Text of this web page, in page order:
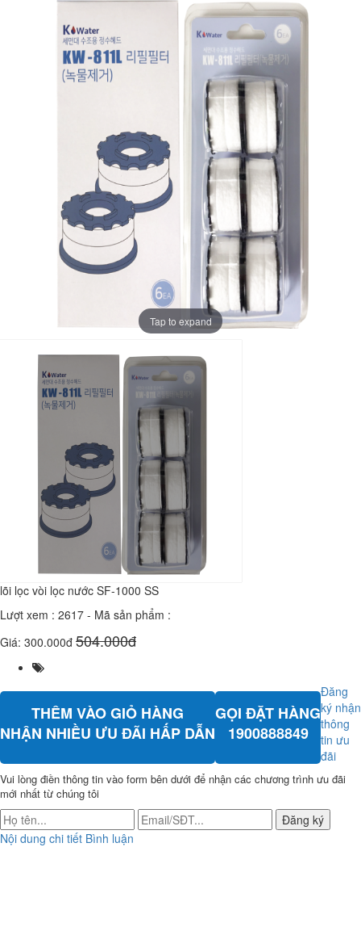
Tap to expand
lõi lọc vòi lọc nước SF-1000 SS
Lượt xem : 2617 - Mã sản phẩm :
Giá: 300.000đ 504.000đ
THÊM VÀO GIỎ HÀNG
NHẬN NHIỀU ƯU ĐÃI HẤP DẪN
GỌI ĐẶT HÀNG
1900888849
Đăng
ký nhận
thông
tin ưu
đãi
Vui lòng điền thông tin vào form bên dưới để nhận các chương trình ưu đãi
mới nhất từ chúng tôi
Đăng ký
Nội dung chi tiết Bình luận